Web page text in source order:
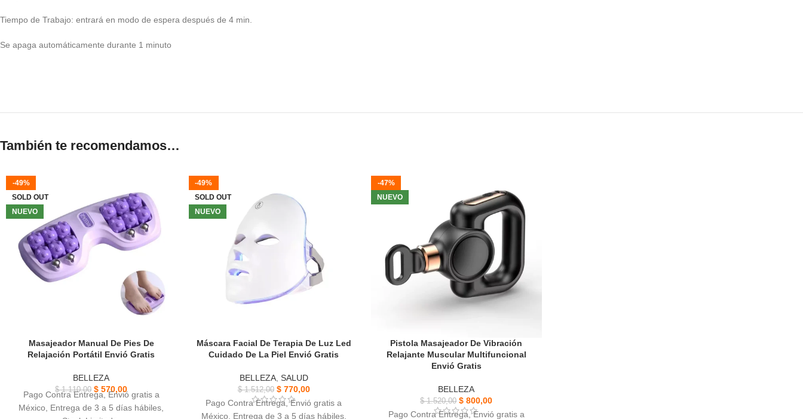
Tiempo de Trabajo: entrará en modo de espera después de 4 min.
Se apaga automáticamente durante 1 minuto
También te recomendamos…
-49%
SOLD OUT
NUEVO
Masajeador Manual De Pies De
Relajación Portátil Envió Gratis
BELLEZA
$1.110,00 $ 570,00
Pago Contra Entrega, Envió gratis a
México, Entrega de 3 a 5 días hábiles,
-49%
SOLD OUT
NUEVO
Máscara Facial De Terapia De Luz Led
Cuidado De La Piel Envió Gratis
BELLEZA, SALUD
$1.512,00 $770,00
Pago Contra Entrega, Envió gratis a
México, Entrega de 3 a 5 días hábiles,
-47%
NUEVO
Pistola Masajeador De Vibración
Relajante Muscular Multifuncional
Envió Gratis
BELLEZA
$1.520,00 $ 800,00
Pago Contra Entrega, Envió gratis a